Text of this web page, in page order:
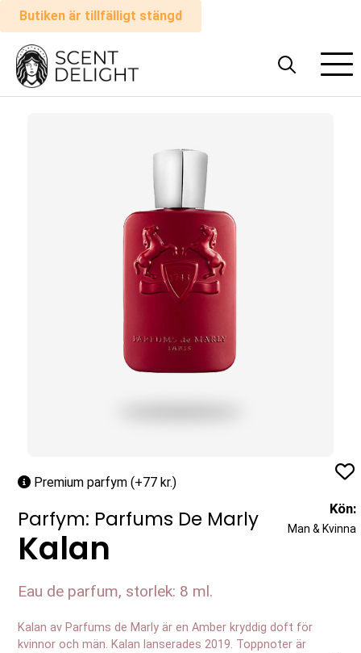
Butiken är tillfälligt stängd
Alla
parfymer
Premium parfym (+77 kr.)
Parfym: Parfums De Marly
Kalan
Eau de parfum, storlek: 8 ml.
Kalan av Parfums de Marly är en Amber kryddig doft för
kvinnor och män. Kalan lanserades 2019. Toppnoter är
Kön:
Man & Kvinna